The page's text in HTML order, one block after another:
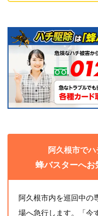
阿久根市でハ
蜂バスターへお
阿久根市内を巡回中の
場へ急行します。「今